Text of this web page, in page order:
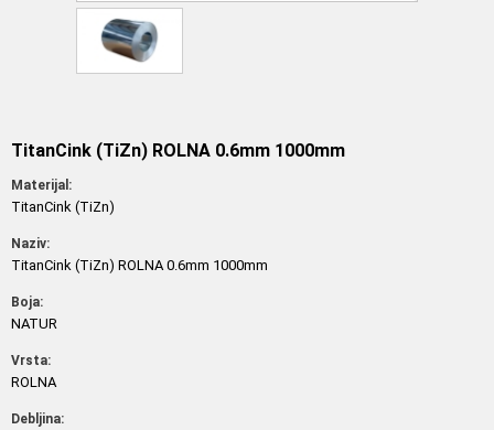
TitanCink (TiZn) ROLNA 0.6mm 1000mm
Materijal:
TitanCink (TiZn)
Naziv:
TitanCink (TiZn) ROLNA 0.6mm 1000mm
Boja:
NATUR
Vrsta:
ROLNA
Debljina: